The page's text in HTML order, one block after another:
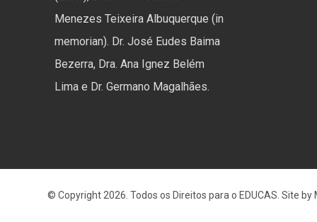
Menezes Teixeira Albuquerque (in
memorian). Dr. José Eudes Baima
Bezerra, Dra. Ana Ignez Belém
Lima e Dr. Germano Magalhães.
© Copyright 2026. Todos os Direitos para o EDUCAS. Site by